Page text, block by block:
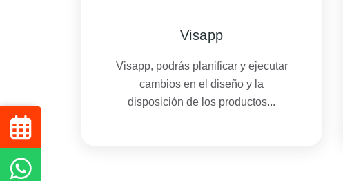
Visapp
Visapp, podrás planificar y ejecutar
cambios en el diseño y la
disposición de los productos...